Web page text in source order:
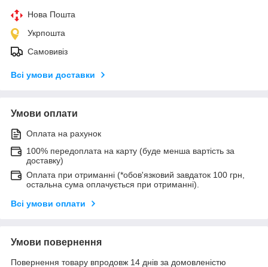
Нова Пошта
Укрпошта
Самовивіз
Всі умови доставки
Умови оплати
Оплата на рахунок
100% передоплата на карту (буде менша вартість за
доставку)
Оплата при отриманні (*обов'язковий завдаток 100 грн,
остальна сума оплачується при отриманні).
Всі умови оплати
Умови повернення
Повернення товару впродовж 14 днів за домовленістю